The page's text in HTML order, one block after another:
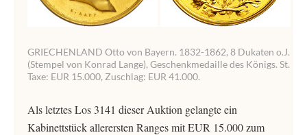
GRIECHENLAND Otto von Bayern. 1832-1862, 8 Dukaten o.J.
(Stempel von Konrad Lange), Geschenkmedaille des Königs. St.
Taxe: EUR 15.000, Zuschlag: EUR 41.000.
Als letztes Los 3141 dieser Auktion gelangte ein
Kabinettstück allerersten Ranges mit EUR 15.000 zum